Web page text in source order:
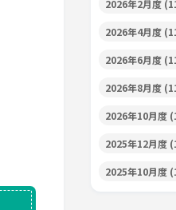
2026年2月度
2026年4月度
2026年6月度
2026年8月度
2026年10月度
2025年12月度
2025年10月度